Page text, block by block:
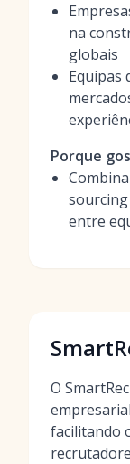
na
globais
Equipas
Porque
entre
O
facilitando